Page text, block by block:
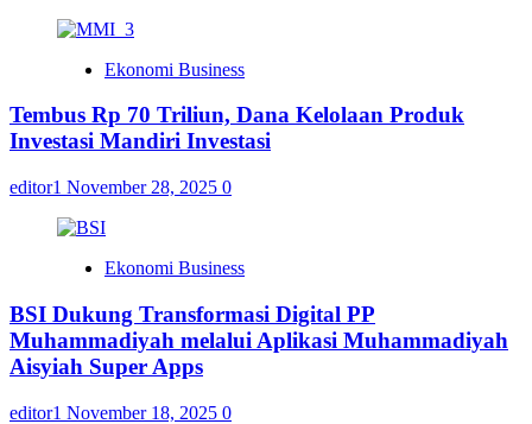
Ekonomi Business
Tembus Rp 70 Triliun, Dana Kelolaan Produk
Investasi Mandiri Investasi
editor1 November 28, 2025 0
Ekonomi Business
BSI Dukung Transformasi Digital PP
Muhammadiyah melalui Aplikasi Muhammadiyah
Aisyiah Super Apps
editor1 November 18, 2025 0